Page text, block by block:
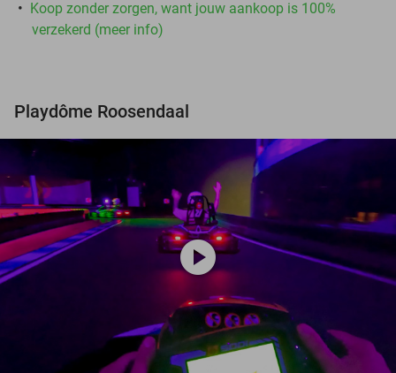
Koop zonder zorgen, want jouw aankoop is 100%
verzekerd (meer info)
Playdôme Roosendaal
play_circle